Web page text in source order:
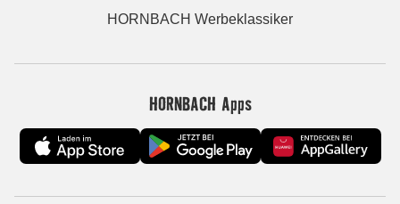
HORNBACH Werbeklassiker
HORNBACH Apps